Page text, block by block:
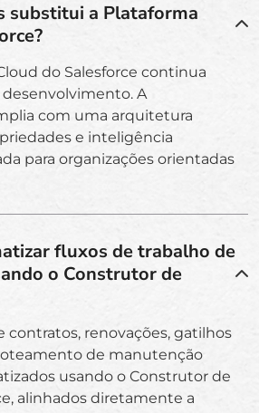
substitui a Plataforma
do Salesforce continua
A
com uma arquitetura
e inteligência
para organizações orientadas
fluxos de trabalho de
o Construtor de
contratos, renovações, gatilhos
de manutenção
usando o Construtor de
alinhados diretamente a